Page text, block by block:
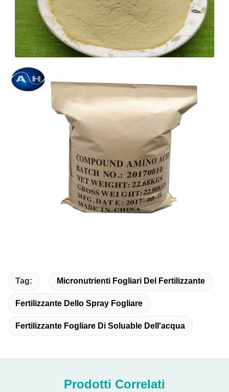
Tag: Micronutrienti Fogliari Del Fertilizzante
Fertilizzante Dello Spray Fogliare
Fertilizzante Fogliare Di Soluable Dell'acqua
Prodotti Correlati